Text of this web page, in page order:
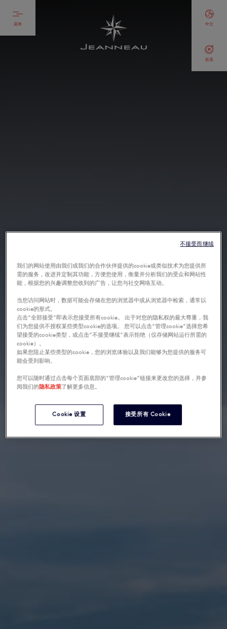
菜单
联系
中文
我们的网站使用由我们或我们的合作伙伴提供的cookie或类似技术为您提供所
需的服务，改进并定制其功能，方便您使用，衡量并分析我们的受众和网站性
能，根据您的兴趣调整您收到的广告，让您与社交网络互动。
当您访问网站时，数据可能会存储在您的浏览器中或从浏览器中检索，通常以
cookie的形式。
点击“全部接受”即表示您接受所有cookie。 出于对您的隐私权的最大尊重，我
们为您提供不授权某些类型cookie的选项。 您可以点击“管理cookie”选择您希
望接受的cookie类型，或点击“不接受继续”表示拒绝（仅存储网站运行所需的
cookie）。
如果您阻止某些类型的cookie，您的浏览体验以及我们能够为您提供的服务可
能会受到影响。
您可以随时通过点击每个页面底部的“管理cookie”链接来更改您的选择，并参
阅我们的 隐私政策了解更多信息。
Cookie 设置 接受所有 Cookie
不接受而继续